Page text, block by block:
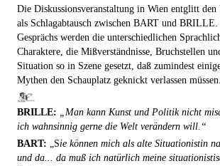
Die Diskussionsveranstaltung in Wien entglitt den
als Schlagabtausch zwischen BART und BRILLE.
Gesprächs werden die unterschiedlichen
Charaktere, die Mißverständnisse, Bruchstellen
Situation so in Szene gesetzt, daß zumindest
Mythen den Schauplatz geknickt verlassen müssen.
BRILLE: „Man kann Kunst und Politik nicht
ich wahnsinnig gerne die Welt verändern will.“
BART: „Sie können mich als alte Situationistin
und da... da muß ich natürlich meine